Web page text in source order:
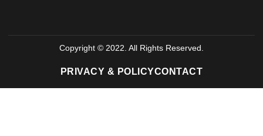
Copyright © 2022. All Rights Reserved.
PRIVACY & POLICYCONTACT